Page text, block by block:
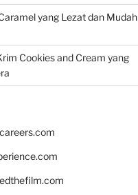
yang Lezat dan Mudah
Cookies and Cream yang